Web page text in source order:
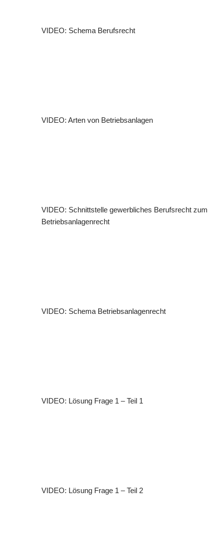
VIDEO: Schema Berufsrecht
VIDEO: Arten von Betriebsanlagen
VIDEO: Schnittstelle gewerbliches Berufsrecht zum
Betriebsanlagenrecht
VIDEO: Schema Betriebsanlagenrecht
VIDEO: Lösung Frage 1 – Teil 1
VIDEO: Lösung Frage 1 – Teil 2